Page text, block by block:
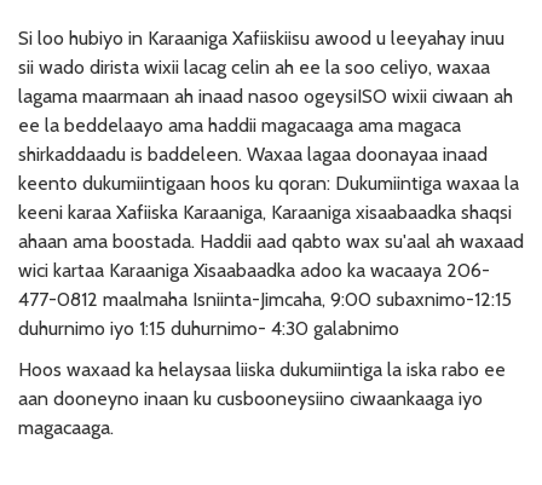
Si loo hubiyo in Karaaniga Xafiiskiisu awood u leeyahay inuu
sii wado dirista wixii lacag celin ah ee la soo celiyo, waxaa
lagama maarmaan ah inaad nasoo ogeysiISO wixii ciwaan ah
ee la beddelaayo ama haddii magacaaga ama magaca
shirkaddaadu is baddeleen. Waxaa lagaa doonayaa inaad
keento dukumiintigaan hoos ku qoran: Dukumiintiga waxaa la
keeni karaa Xafiiska Karaaniga, Karaaniga xisaabaadka shaqsi
ahaan ama boostada. Haddii aad qabto wax su'aal ah waxaad
wici kartaa Karaaniga Xisaabaadka adoo ka wacaaya 206-
477-0812 maalmaha Isniinta-Jimcaha, 9:00 subaxnimo-12:15
duhurnimo iyo 1:15 duhurnimo- 4:30 galabnimo
Hoos waxaad ka helaysaa liiska dukumiintiga la iska rabo ee
aan dooneyno inaan ku cusbooneysiino ciwaankaaga iyo
magacaaga.